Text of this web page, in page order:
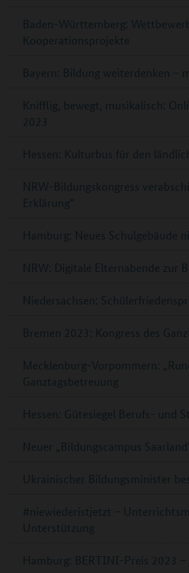
Baden-Württemberg:
Kooperationsprojekte
Bayern: Bildung weiterdenken –
Knifflig, bewegt, musikalisch:
2023
Hessen: Kulturbus für den
NRW-Bildungskongress
Erklärung“
Hamburg: Neues Schulgebäude
NRW: Digitale Elternabende zur
Niedersachsen:
Bremen 2023: Kongress des
Mecklenburg-Vorpommern:
Ganztagsbetreuung
Hessen: Gütesiegel Berufs- und
Neuer „Bildungscampus
Ukrainischer Bildungsminister
#niewiederistjetzt –
Unterstützung
Hamburg: BERTINI-Preis 2023